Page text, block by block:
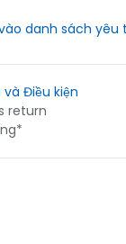
danh sách yêu
Điều kiện
return